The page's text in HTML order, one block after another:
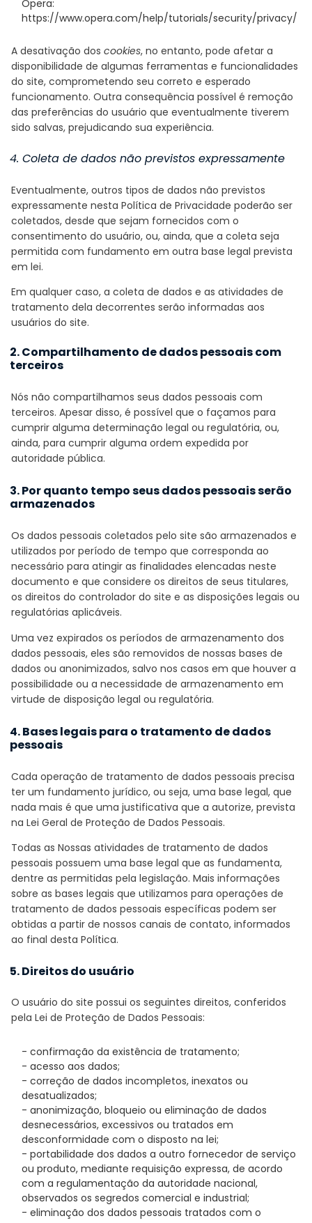
Opera:
https://www.opera.com/help/tutorials/security/privacy/
A desativação dos cookies, no entanto, pode afetar a
disponibilidade de algumas ferramentas e funcionalidades
do site, comprometendo seu correto e esperado
funcionamento. Outra consequência possível é remoção
das preferências do usuário que eventualmente tiverem
sido salvas, prejudicando sua experiência.
4. Coleta de dados não previstos expressamente
Eventualmente, outros tipos de dados não previstos
expressamente nesta Política de Privacidade poderão ser
coletados, desde que sejam fornecidos com o
consentimento do usuário, ou, ainda, que a coleta seja
permitida com fundamento em outra base legal prevista
em lei.
Em qualquer caso, a coleta de dados e as atividades de
tratamento dela decorrentes serão informadas aos
usuários do site.
2. Compartilhamento de dados pessoais com
terceiros
Nós não compartilhamos seus dados pessoais com
terceiros. Apesar disso, é possível que o façamos para
cumprir alguma determinação legal ou regulatória, ou,
ainda, para cumprir alguma ordem expedida por
autoridade pública.
3. Por quanto tempo seus dados pessoais serão
armazenados
Os dados pessoais coletados pelo site são armazenados e
utilizados por período de tempo que corresponda ao
necessário para atingir as finalidades elencadas neste
documento e que considere os direitos de seus titulares,
os direitos do controlador do site e as disposições legais ou
regulatórias aplicáveis.
Uma vez expirados os períodos de armazenamento dos
dados pessoais, eles são removidos de nossas bases de
dados ou anonimizados, salvo nos casos em que houver a
possibilidade ou a necessidade de armazenamento em
virtude de disposição legal ou regulatória.
4. Bases legais para o tratamento de dados
pessoais
Cada operação de tratamento de dados pessoais precisa
ter um fundamento jurídico, ou seja, uma base legal, que
nada mais é que uma justificativa que a autorize, prevista
na Lei Geral de Proteção de Dados Pessoais.
Todas as Nossas atividades de tratamento de dados
pessoais possuem uma base legal que as fundamenta,
dentre as permitidas pela legislação. Mais informações
sobre as bases legais que utilizamos para operações de
tratamento de dados pessoais específicas podem ser
obtidas a partir de nossos canais de contato, informados
ao final desta Política.
5. Direitos do usuário
O usuário do site possui os seguintes direitos, conferidos
pela Lei de Proteção de Dados Pessoais:
- confirmação da existência de tratamento;
- acesso aos dados;
- correção de dados incompletos, inexatos ou
desatualizados;
- anonimização, bloqueio ou eliminação de dados
desnecessários, excessivos ou tratados em
desconformidade com o disposto na lei;
- portabilidade dos dados a outro fornecedor de serviço
ou produto, mediante requisição expressa, de acordo
com a regulamentação da autoridade nacional,
observados os segredos comercial e industrial;
- eliminação dos dados pessoais tratados com o